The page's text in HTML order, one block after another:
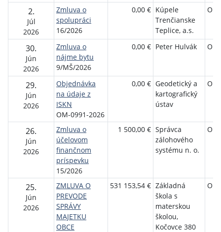
2.
Júl
2026
Zmluva o
spolupráci
16/2026
0,00 € Kúpele
Trenčianske
Teplice, a.s.
30.
Jún
2026
Zmluva o
nájme bytu
9/MŠ/2026
0,00 € Peter Hulvák
29.
Jún
2026
Objednávka
na údaje z
ISKN
OM-0991-2026
0,00 € Geodetický a
kartografický
ústav
26.
Jún
2026
Zmluva o
účelovom
finančnom
príspevku
15/2026
1 500,00 € Správca
zálohového
systému n. o.
25.
Jún
2026
ZMLUVA O
PREVODE
SPRÁVY
MAJETKU
OBCE
531 153,54 € Základná
škola s
materskou
školou,
Kočovce 380